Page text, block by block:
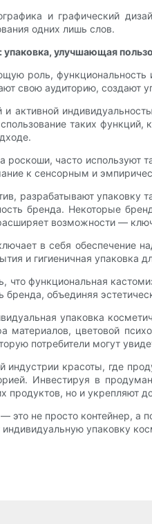
и графический
одних лишь слов.
улучшающая
роль, функциональность
свою аудиторию, создают
активной
таких
часто используют
к сенсорным и
разрабатывают
бренда. Некоторые
возможности —
в себя обеспечение
и гигиеничная упаковка
что функциональная
бренда, объединяя
упаковка
материалов, цветовой
потребители могут
индустрии красоты, где
Инвестируя в
продуктов, но и укрепляют
это не просто контейнер,
индивидуальную упаковку